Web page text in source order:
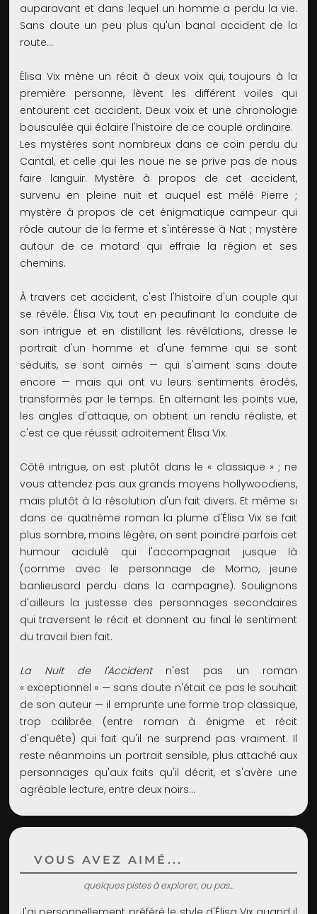
auparavant et dans lequel un homme a perdu la vie.
Sans doute un peu plus qu'un banal accident de la
route…
Élisa Vix mène un récit à deux voix qui, toujours à la
première personne, lèvent les différent voiles qui
entourent cet accident. Deux voix et une chronologie
bousculée qui éclaire l'histoire de ce couple ordinaire.
Les mystères sont nombreux dans ce coin perdu du
Cantal, et celle qui les noue ne se prive pas de nous
faire languir. Mystère à propos de cet accident,
survenu en pleine nuit et auquel est mêlé Pierre ;
mystère à propos de cet énigmatique campeur qui
rôde autour de la ferme et s'intéresse à Nat ; mystère
autour de ce motard qui effraie la région et ses
chemins.
À travers cet accident, c'est l'histoire d'un couple qui
se révèle. Élisa Vix, tout en peaufinant la conduite de
son intrigue et en distillant les révélations, dresse le
portrait d'un homme et d'une femme qui se sont
séduits, se sont aimés — qui s'aiment sans doute
encore — mais qui ont vu leurs sentiments érodés,
transformés par le temps. En alternant les points vue,
les angles d'attaque, on obtient un rendu réaliste, et
c'est ce que réussit adroitement Élisa Vix.
Côté intrigue, on est plutôt dans le « classique » ; ne
vous attendez pas aux grands moyens hollywoodiens,
mais plutôt à la résolution d'un fait divers. Et même si
dans ce quatrième roman la plume d'Élisa Vix se fait
plus sombre, moins légère, on sent poindre parfois cet
humour acidulé qui l'accompagnait jusque là
(comme avec le personnage de Momo, jeune
banlieusard perdu dans la campagne). Soulignons
d'ailleurs la justesse des personnages secondaires
qui traversent le récit et donnent au final le sentiment
du travail bien fait.
La Nuit de l'Accidentn'est pas un roman
« exceptionnel » — sans doute n'était ce pas le souhait
de son auteur — il emprunte une forme trop classique,
trop calibrée (entre roman à énigme et récit
d'enquête) qui fait qu'il ne surprend pas vraiment. Il
reste néanmoins un portrait sensible, plus attaché aux
personnages qu'aux faits qu'il décrit, et s'avère une
agréable lecture, entre deux noirs…
VOUS AVEZ AIMÉ...
quelques pistes à explorer, ou pas...